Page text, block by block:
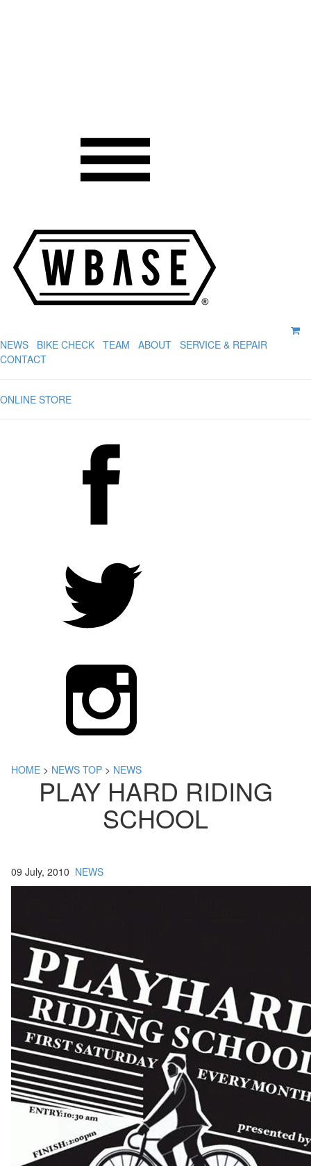
NEWS BIKE CHECK TEAM ABOUT SERVICE & REPAIR
CONTACT
ONLINE STORE
HOME > NEWS TOP > NEWS
PLAY HARD RIDING
SCHOOL
09 July, 2010 NEWS